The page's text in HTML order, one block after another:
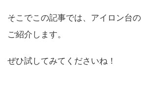
そこでこの記事では、アイロン台
ご紹介します。
ぜひ試してみてくださいね！